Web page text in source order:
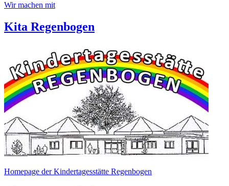
Wir machen mit
Kita Regenbogen
Homepage der Kindertagesstätte Regenbogen